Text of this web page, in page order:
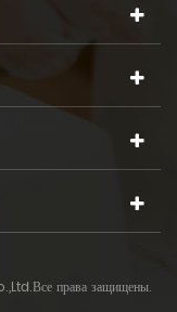
права защищены.